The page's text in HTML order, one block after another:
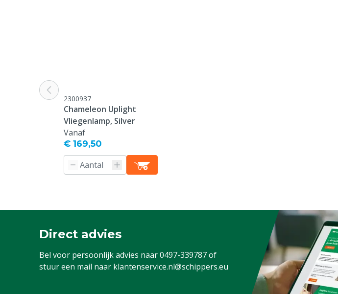
2300937
Chameleon Uplight
Vliegenlamp, Silver
Vanaf
€ 169,50
Direct advies
Bel voor persoonlijk advies naar0497-339787of
stuur een mail naar klantenservice.nl@schippers.eu